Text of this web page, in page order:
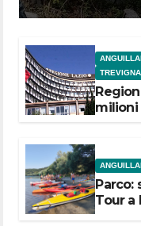
milioni
Parco:
Tour a